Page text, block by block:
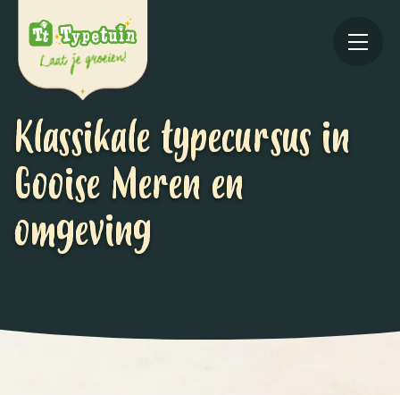
Klassikale typecursus in
Gooise Meren en
omgeving